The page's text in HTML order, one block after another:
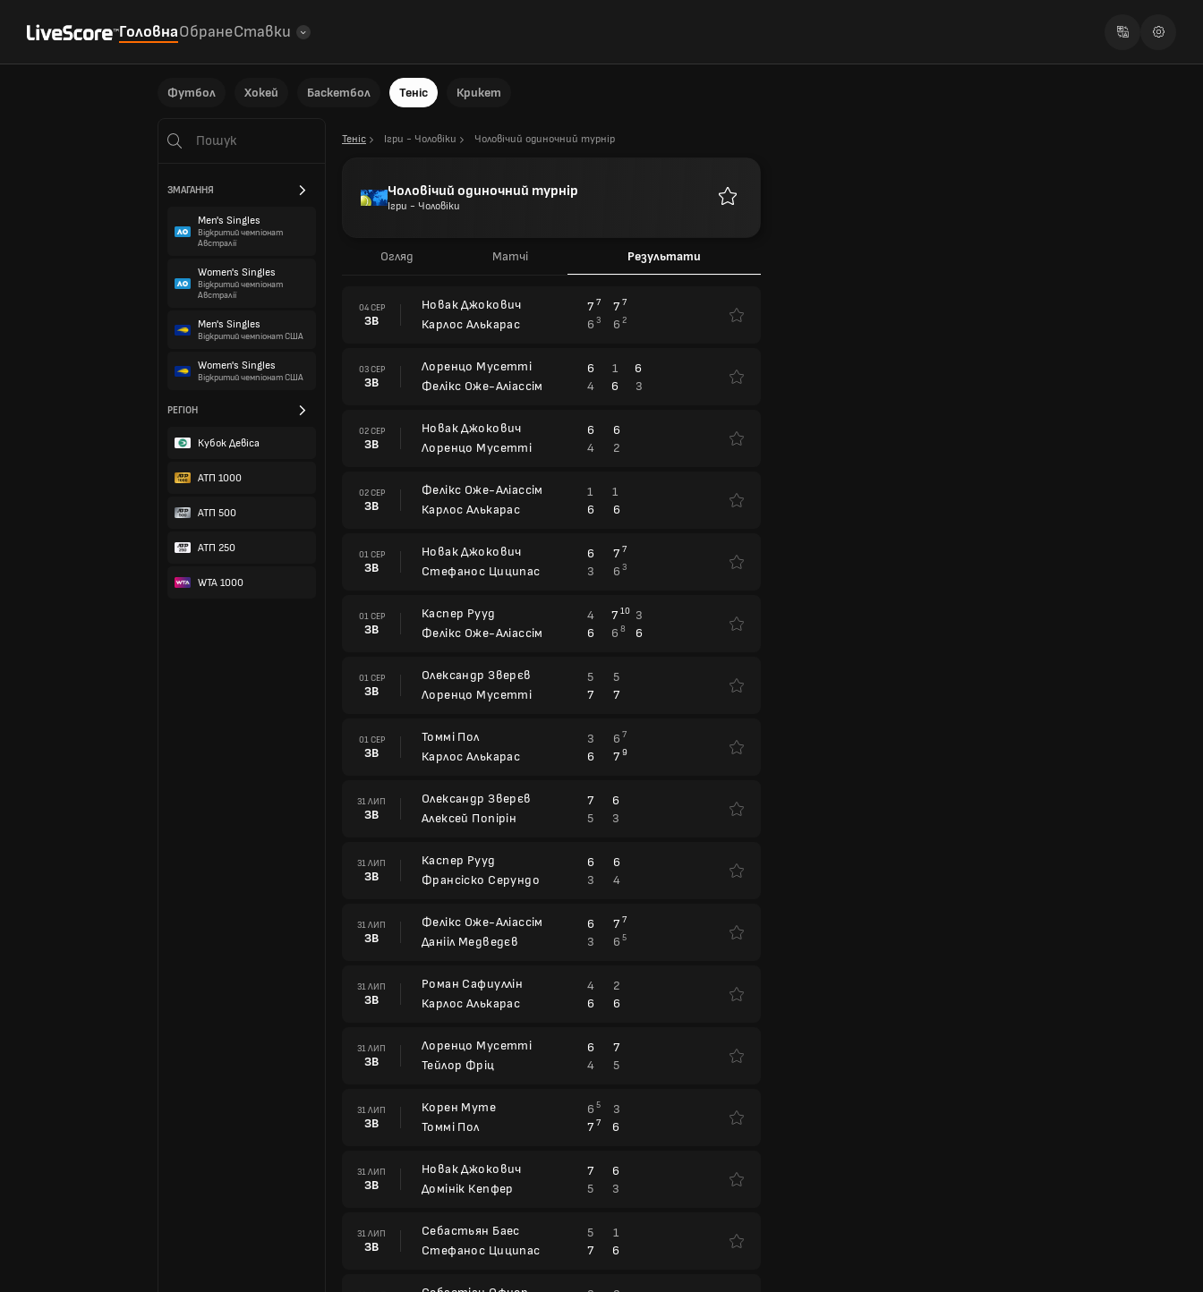
ГоловнаОбранеСтавки
Футбол Хокей Баскетбол Теніс Крикет
ЗМАГАННЯ
Men's Singles
Відкритий чемпіонат
Австралії
Women's Singles
Відкритий чемпіонат
Австралії
Men's Singles
Відкритий чемпіонат США
Women's Singles
Відкритий чемпіонат США
РЕГІОН
Кубок Девіса
АТП 1000
АТП 500
ATП 250
WTA 1000
Теніс Ігри - Чоловіки Чоловічий одиночний турнір
Чоловічий одиночний турнір
Ігри - Чоловіки
Огляд Матчі Результати
04 СЕР
ЗВ
Новак Джокович
Карлос Алькарас
7 7 7 7
6 3 6 2
03 СЕР
ЗВ
Лоренцо Мусетті
Фелікс Оже-Аліассім
6 1
6
4
6 3
02 СЕР
ЗВ
Новак Джокович
Лоренцо Мусетті
6
6
4
2
02 СЕР
ЗВ
Фелікс Оже-Аліассім
Карлос Алькарас
1
1
6
6
01 СЕР
ЗВ
Новак Джокович
Стефанос Циципас
6 7 7
3 6 3
01 СЕР
ЗВ
Каспер Рууд
Фелікс Оже-Аліассім
4 7 10 3
6
6 8 6
01 СЕР
ЗВ
Олександр Зверєв
Лоренцо Мусетті
5
5
7
7
01 СЕР
ЗВ
Томмі Пол
Карлос Алькарас
3 6 7
6 7 9
31 ЛИП
ЗВ
Олександр Зверєв
Алексей Попірін
7
6
5
3
31 ЛИП
ЗВ
Каспер Рууд
Франсіско Серундо
6
6
3
4
31 ЛИП
ЗВ
Фелікс Оже-Аліассім
Данііл Медведєв
6 7 7
3 6 5
31 ЛИП
ЗВ
Роман Сафиуллін
Карлос Алькарас
4
2
6
6
31 ЛИП
ЗВ
Лоренцо Мусетті
Тейлор Фріц
6
7
4
5
31 ЛИП
ЗВ
Корен Муте
Томмі Пол
6 5
3
7 7 6
31 ЛИП
ЗВ
Новак Джокович
Домінік Кепфер
7
6
5
3
31 ЛИП
ЗВ
Себастьян Баес
Стефанос Циципас
5
1
7
6